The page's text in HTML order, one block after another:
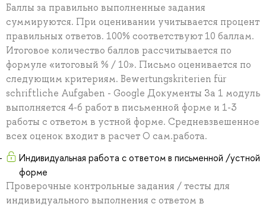
Баллы за правильно выполненные задания
суммируются. При оценивании учитывается процент
правильных ответов. 100% соответствуют 10 баллам.
Итоговое количество баллов рассчитывается по
формуле «итоговый % / 10». Письмо оценивается по
следующим критериям. Bewertungskriterien für
schriftliche Aufgaben - Google Документы За 1 модуль
выполняется 4-6 работ в письменной форме и 1-3
работы с ответом в устной форме. Средневзвешенное
всех оценок входит в расчет О сам.работа.
Индивидуальная работа с ответом в письменной /устной
форме
Проверочные контрольные задания / тесты для
индивидуального выполнения с ответом в